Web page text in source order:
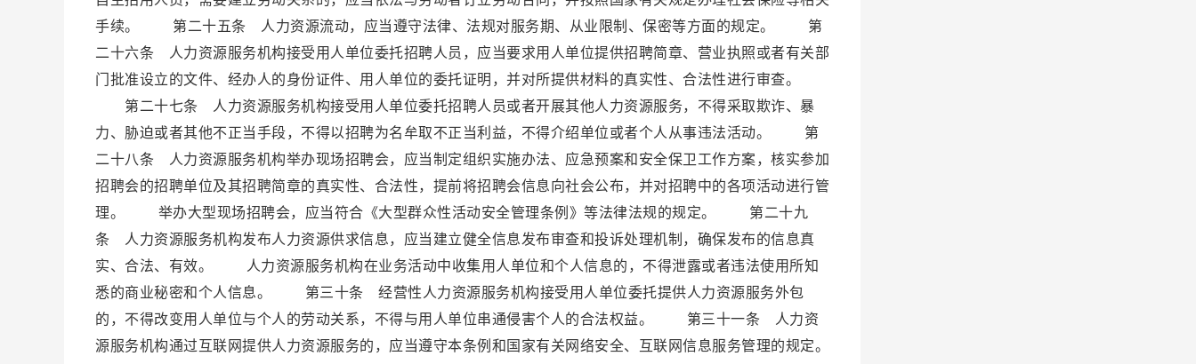
手续。 第二十五条 人力资源流动，应当遵守法律、法规对服务期、从业限制、保密等方面的规定。 第
二十六条 人力资源服务机构接受用人单位委托招聘人员，应当要求用人单位提供招聘简章、营业执照或者有关部
门批准设立的文件、经办人的身份证件、用人单位的委托证明，并对所提供材料的真实性、合法性进行审查。
第二十七条 人力资源服务机构接受用人单位委托招聘人员或者开展其他人力资源服务，不得采取欺诈、暴
力、胁迫或者其他不正当手段，不得以招聘为名牟取不正当利益，不得介绍单位或者个人从事违法活动。 第
二十八条 人力资源服务机构举办现场招聘会，应当制定组织实施办法、应急预案和安全保卫工作方案，核实参加
招聘会的招聘单位及其招聘简章的真实性、合法性，提前将招聘会信息向社会公布，并对招聘中的各项活动进行管
理。 举办大型现场招聘会，应当符合《大型群众性活动安全管理条例》等法律法规的规定。 第二十九
条 人力资源服务机构发布人力资源供求信息，应当建立健全信息发布审查和投诉处理机制，确保发布的信息真
实、合法、有效。 人力资源服务机构在业务活动中收集用人单位和个人信息的，不得泄露或者违法使用所知
悉的商业秘密和个人信息。 第三十条 经营性人力资源服务机构接受用人单位委托提供人力资源服务外包
的，不得改变用人单位与个人的劳动关系，不得与用人单位串通侵害个人的合法权益。 第三十一条 人力资
源服务机构通过互联网提供人力资源服务的，应当遵守本条例和国家有关网络安全、互联网信息服务管理的规定。